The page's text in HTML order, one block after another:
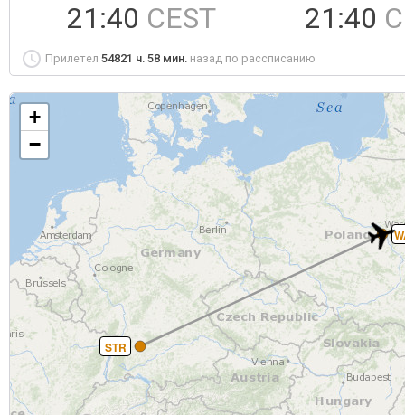
21:40 CEST 21:40
Прилетел 54821 ч. 58 мин. назад по рассписанию
STR
+
−